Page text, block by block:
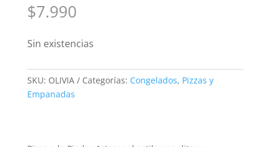
$7.990
Sin existencias
SKU: OLIVIA Categorías: Congelados, Pizzas y
Empanadas